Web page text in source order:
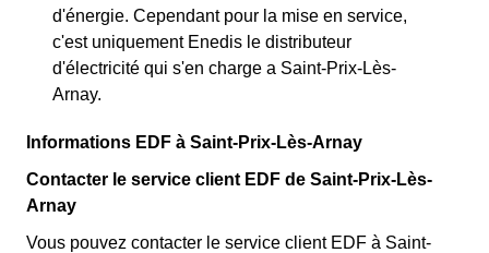
d'énergie. Cependant pour la mise en service,
c'est uniquement Enedis le distributeur
d'électricité qui s'en charge a Saint-Prix-Lès-
Arnay.
Informations EDF à Saint-Prix-Lès-Arnay
Contacter le service client EDF de Saint-Prix-Lès-
Arnay
Vous pouvez contacter le service client EDF à Saint-